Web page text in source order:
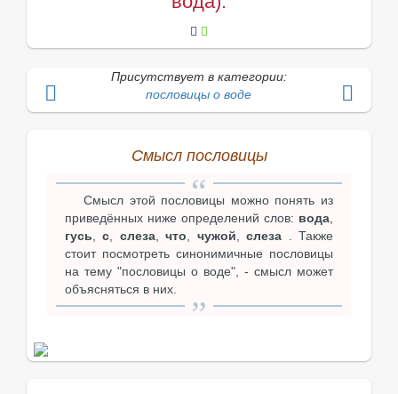
Присутствует в категории:
пословицы о воде
Смысл пословицы
Смысл этой пословицы можно понять из
приведённых ниже определений слов: вода,
гусь,с, слеза,что, чужой,слеза . Также
стоит посмотреть синонимичные пословицы
на тему "пословицы о воде", - смысл может
объясняться в них.